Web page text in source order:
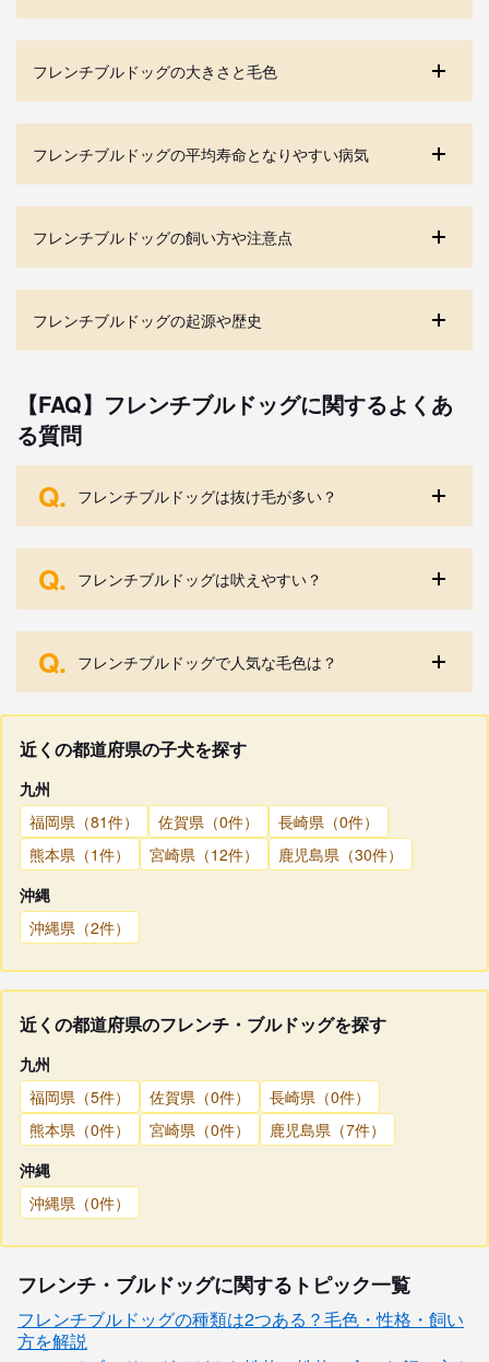
フレンチブルドッグの大きさと毛色
フレンチブルドッグの平均寿命となりやすい病気
フレンチブルドッグの飼い方や注意点
フレンチブルドッグの起源や歴史
【FAQ】フレンチブルドッグに関するよくあ
る質問
Q. フレンチブルドッグは抜け毛が多い？
Q. フレンチブルドッグは吠えやすい？
Q. フレンチブルドッグで人気な毛色は？
近くの都道府県の子犬を探す
九州
福岡県（81件）
佐賀県（0件）
長崎県（0件）
熊本県（1件）
宮崎県（12件）
鹿児島県（30件）
沖縄
沖縄県（2件）
近くの都道府県のフレンチ・ブルドッグを探す
九州
福岡県（5件）
佐賀県（0件）
長崎県（0件）
熊本県（0件）
宮崎県（0件）
鹿児島県（7件）
沖縄
沖縄県（0件）
フレンチ・ブルドッグに関するトピック一覧
フレンチブルドッグの種類は2つある？毛色・性格・飼い
方を解説